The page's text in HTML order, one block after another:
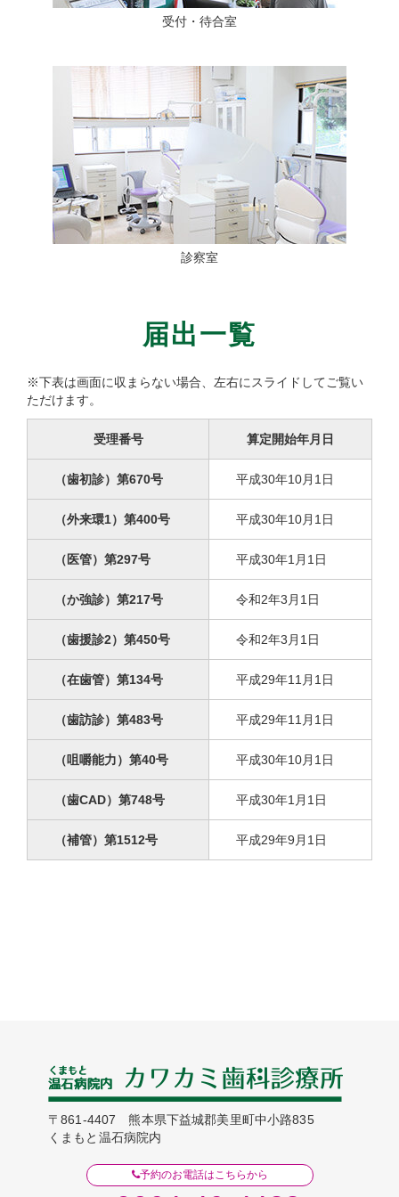
受付・待合室
診察室
届出一覧
※下表は画面に収まらない場合、左右にスライドしてご覧い
ただけます。
受理番号 算定開始年月日
（歯初診）第670号 平成30年10月1日
（外来環1）第400号 平成30年10月1日
（医管）第297号 平成30年1月1日
（か強診）第217号 令和2年3月1日
（歯援診2）第450号 令和2年3月1日
（在歯管）第134号 平成29年11月1日
（歯訪診）第483号 平成29年11月1日
（咀嚼能力）第40号 平成30年10月1日
（歯CAD）第748号 平成30年1月1日
（補管）第1512号 平成29年9月1日
〒861-4407
熊本県下益城郡美里町中小路835
くまもと温石病院内
予約のお電話はこちらから